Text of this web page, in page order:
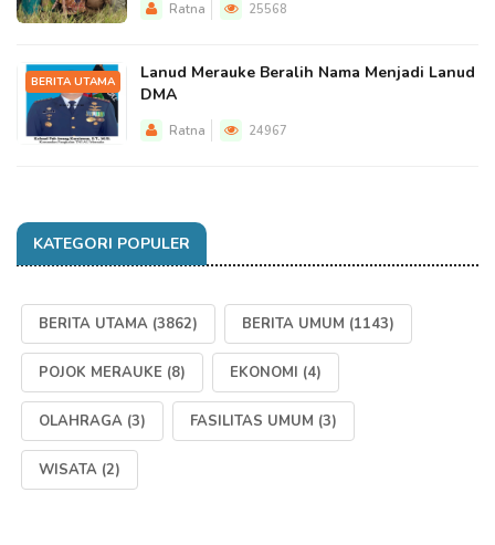
Ratna 25568
BERITA UTAMA
Lanud Merauke Beralih Nama Menjadi Lanud
DMA
Ratna 24967
KATEGORI POPULER
BERITA UTAMA (3862) BERITA UMUM (1143)
POJOK MERAUKE (8) EKONOMI (4)
OLAHRAGA (3) FASILITAS UMUM (3)
WISATA (2)